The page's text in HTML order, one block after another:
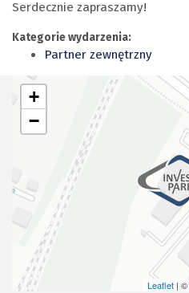
Serdecznie zapraszamy!
Kategorie wydarzenia:
Partner zewnętrzny
+
−
Leaflet | ©